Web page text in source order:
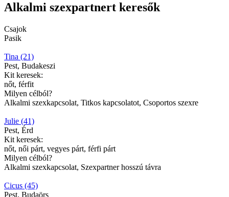
Alkalmi szexpartnert keresők
Csajok
Pasik
Tina (21)
Pest, Budakeszi
Kit keresek:
nőt, férfit
Milyen célból?
Alkalmi szexkapcsolat, Titkos kapcsolatot, Csoportos szexre
Julie (41)
Pest, Érd
Kit keresek:
nőt, női párt, vegyes párt, férfi párt
Milyen célból?
Alkalmi szexkapcsolat, Szexpartner hosszú távra
Cicus (45)
Pest, Budaörs